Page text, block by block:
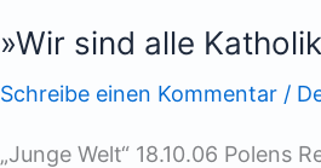
»Wir sind alle
Schreibe einen Kommentar /
„Junge Welt“ 18.10.06 Polens